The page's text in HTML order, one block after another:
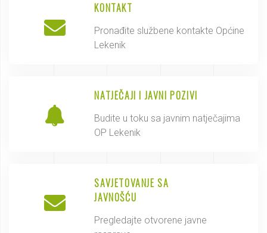
KONTAKT
Pronađite službene kontakte Općine
Lekenik
NATJEČAJI I JAVNI POZIVI
Budite u toku sa javnim natječajima
OP Lekenik
SAVJETOVANJE SA
JAVNOŠĆU
Pregledajte otvorene javne